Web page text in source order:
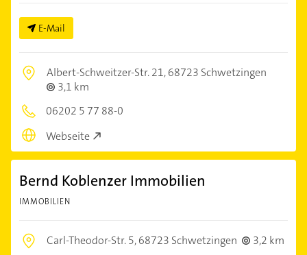
E-Mail
Albert-Schweitzer-Str. 21,68723 Schwetzingen
3,1 km
06202 5 77 88-0
Webseite
Bernd Koblenzer Immobilien
IMMOBILIEN
Carl-Theodor-Str. 5,68723 Schwetzingen
3,2 km